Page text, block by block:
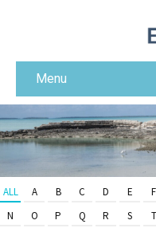
Menu
ALL A B C D E F
N
O P Q R S T